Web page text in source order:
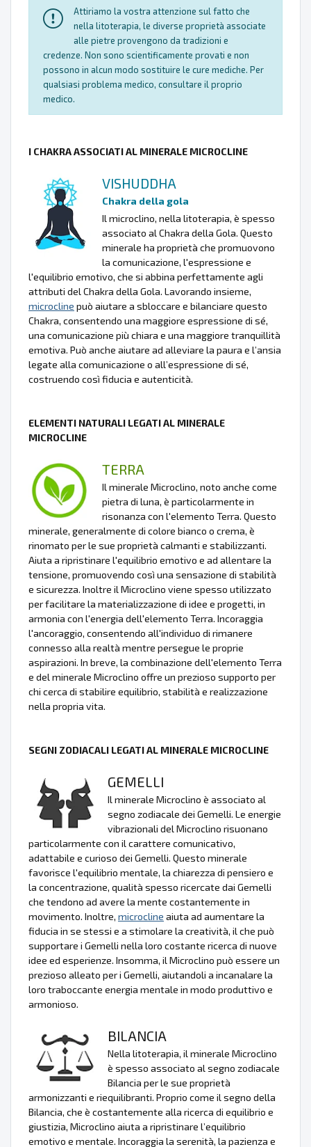
Attiriamo la vostra attenzione sul fatto che
nella litoterapia, le diverse proprietà associate
alle pietre provengono da tradizioni e
credenze. Non sono scientificamente provati e non
possono in alcun modo sostituire le cure mediche. Per
qualsiasi problema medico, consultare il proprio
medico.
I CHAKRA ASSOCIATI AL MINERALE MICROCLINE
VISHUDDHA
Chakra della gola
Il microclino, nella litoterapia, è spesso
associato al Chakra della Gola. Questo
minerale ha proprietà che promuovono
la comunicazione, l'espressione e
l'equilibrio emotivo, che si abbina perfettamente agli
attributi del Chakra della Gola. Lavorando insieme,
microcline può aiutare a sbloccare e bilanciare questo
Chakra, consentendo una maggiore espressione di sé,
una comunicazione più chiara e una maggiore tranquillità
emotiva. Può anche aiutare ad alleviare la paura e l’ansia
legate alla comunicazione o all’espressione di sé,
costruendo così fiducia e autenticità.
ELEMENTI NATURALI LEGATI AL MINERALE
MICROCLINE
TERRA
Il minerale Microclino, noto anche come
pietra di luna, è particolarmente in
risonanza con l'elemento Terra. Questo
minerale, generalmente di colore bianco o crema, è
rinomato per le sue proprietà calmanti e stabilizzanti.
Aiuta a ripristinare l'equilibrio emotivo e ad allentare la
tensione, promuovendo così una sensazione di stabilità
e sicurezza. Inoltre il Microclino viene spesso utilizzato
per facilitare la materializzazione di idee e progetti, in
armonia con l'energia dell'elemento Terra. Incoraggia
l'ancoraggio, consentendo all'individuo di rimanere
connesso alla realtà mentre persegue le proprie
aspirazioni. In breve, la combinazione dell'elemento Terra
e del minerale Microclino offre un prezioso supporto per
chi cerca di stabilire equilibrio, stabilità e realizzazione
nella propria vita.
SEGNI ZODIACALI LEGATI AL MINERALE MICROCLINE
GEMELLI
Il minerale Microclino è associato al
segno zodiacale dei Gemelli. Le energie
vibrazionali del Microclino risuonano
particolarmente con il carattere comunicativo,
adattabile e curioso dei Gemelli. Questo minerale
favorisce l'equilibrio mentale, la chiarezza di pensiero e
la concentrazione, qualità spesso ricercate dai Gemelli
che tendono ad avere la mente costantemente in
movimento. Inoltre, microcline aiuta ad aumentare la
fiducia in se stessi e a stimolare la creatività, il che può
supportare i Gemelli nella loro costante ricerca di nuove
idee ed esperienze. Insomma, il Microclino può essere un
prezioso alleato per i Gemelli, aiutandoli a incanalare la
loro traboccante energia mentale in modo produttivo e
armonioso.
BILANCIA
Nella litoterapia, il minerale Microclino
è spesso associato al segno zodiacale
Bilancia per le sue proprietà
armonizzanti e riequilibranti. Proprio come il segno della
Bilancia, che è costantemente alla ricerca di equilibrio e
giustizia, Microclino aiuta a ripristinare l’equilibrio
emotivo e mentale. Incoraggia la serenità, la pazienza e